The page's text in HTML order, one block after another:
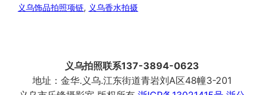
义乌饰品拍照项链, 义乌香水拍摄
义乌拍照联系137-3894-0623
地址：金华.义乌.江东街道青岩刘A区48幢3-201